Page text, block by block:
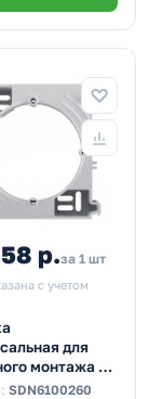
р.за 1 шт
с учетом
для
монтажа 1
алюминий
SDN6100260